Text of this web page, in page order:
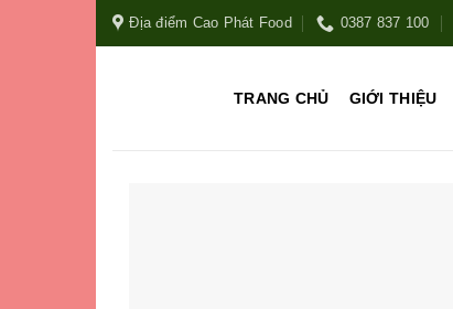
Địa điểm Cao Phát Food 0387 837 100
TRANG CHỦ GIỚI THIỆU